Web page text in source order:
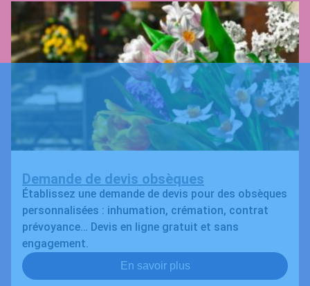
Demande de devis obsèques
Établissez une demande de devis pour des obsèques
personnalisées : inhumation, crémation, contrat
prévoyance… Devis en ligne gratuit et sans
engagement.
En savoir plus